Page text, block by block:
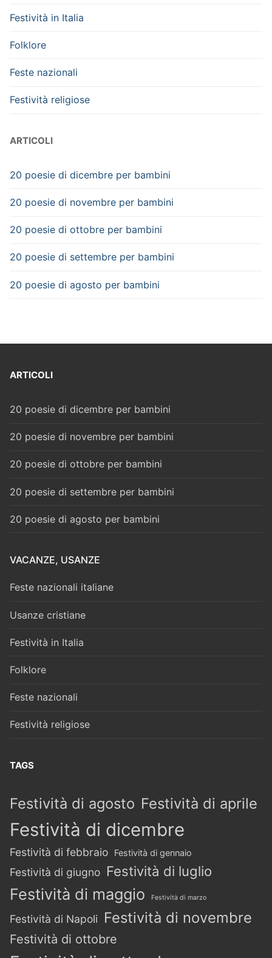
Festività in Italia
Folklore
Feste nazionali
Festività religiose
ARTICOLI
20 poesie di dicembre per bambini
20 poesie di novembre per bambini
20 poesie di ottobre per bambini
20 poesie di settembre per bambini
20 poesie di agosto per bambini
ARTICOLI
20 poesie di dicembre per bambini
20 poesie di novembre per bambini
20 poesie di ottobre per bambini
20 poesie di settembre per bambini
20 poesie di agosto per bambini
VACANZE, USANZE
Feste nazionali italiane
Usanze cristiane
Festività in Italia
Folklore
Feste nazionali
Festività religiose
TAGS
Festività di agosto Festività di aprile
Festività di dicembre
Festività di febbraio Festività di gennaio
Festività di giugno Festività di luglio
Festività di maggio Festività di marzo
Festività di Napoli Festività di novembre
Festività di ottobre